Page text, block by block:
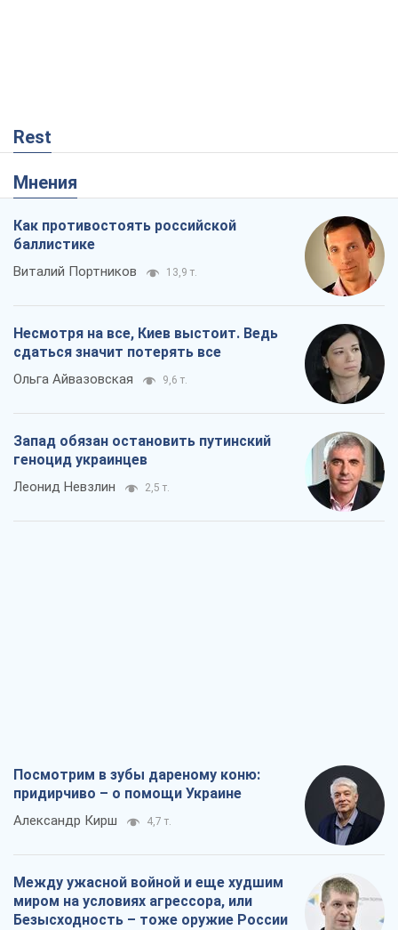
Rest
Мнения
Как противостоять российской
баллистике
Виталий Портников 13,9 т.
Несмотря на все, Киев выстоит. Ведь
сдаться значит потерять все
Ольга Айвазовская 9,6 т.
Запад обязан остановить путинский
геноцид украинцев
Леонид Невзлин 2,5 т.
Посмотрим в зубы дареному коню:
придирчиво – о помощи Украине
Александр Кирш 4,7 т.
Между ужасной войной и еще худшим
миром на условиях агрессора, или
Безысходность – тоже оружие России